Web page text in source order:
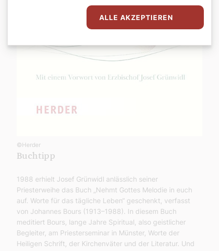
©Herder
Buchtipp
1988 erhielt Josef Grünwidl anlässlich seiner
Priesterweihe das Buch „Nehmt Gottes Melodie in euch
auf. Worte für das tägliche Leben“ geschenkt, verfasst
von Johannes Bours (1913–1988). In diesem Buch
meditiert Bours, lange Jahre Spiritual, also geistlicher
Begleiter, am Priesterseminar in Münster, Worte der
Heiligen Schrift, der Kirchenväter und der Literatur. Und
ALLE AKZEPTIEREN